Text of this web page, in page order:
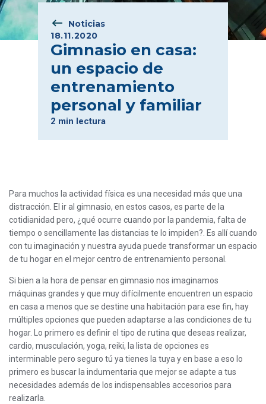
Noticias
18.11.2020
Gimnasio en casa:
un espacio de
entrenamiento
personal y familiar
2 min lectura
Para muchos la actividad física es una necesidad más que una
distracción. El ir al gimnasio, en estos casos, es parte de la
cotidianidad pero, ¿qué ocurre cuando por la pandemia, falta de
tiempo o sencillamente las distancias te lo impiden?. Es allí cuando
con tu imaginación y nuestra ayuda puede transformar un espacio
de tu hogar en el mejor centro de entrenamiento personal.
Si bien a la hora de pensar en gimnasio nos imaginamos
máquinas grandes y que muy difícilmente encuentren un espacio
en casa a menos que se destine una habitación para ese fin, hay
múltiples opciones que pueden adaptarse a las condiciones de tu
hogar. Lo primero es definir el tipo de rutina que deseas realizar,
cardio, musculación, yoga, reiki, la lista de opciones es
interminable pero seguro tú ya tienes la tuya y en base a eso lo
primero es buscar la indumentaria que mejor se adapte a tus
necesidades además de los indispensables accesorios para
realizarla.